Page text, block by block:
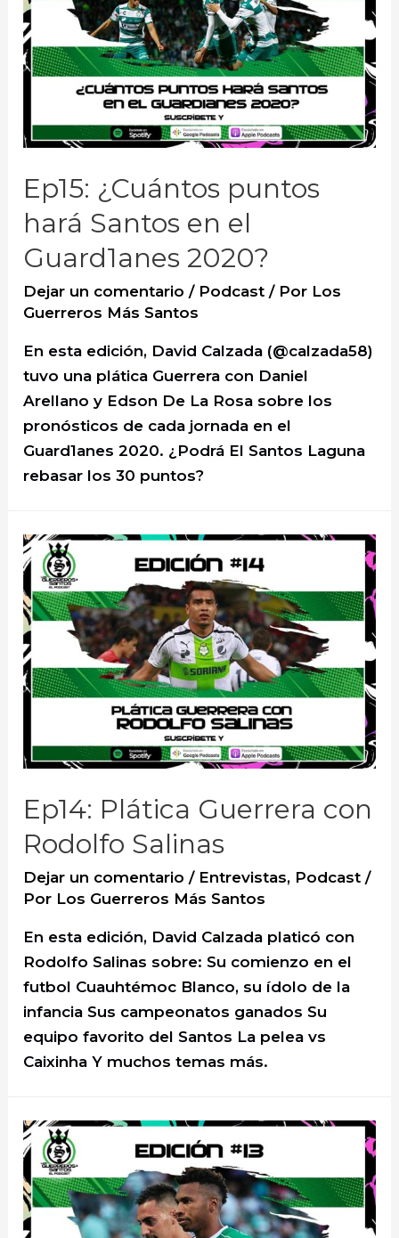
Ep15: ¿Cuántos puntos
hará Santos en el
Guard1anes 2020?
Dejar un comentario / Podcast / Por Los
Guerreros Más Santos
En esta edición, David Calzada (@calzada58)
tuvo una plática Guerrera con Daniel
Arellano y Edson De La Rosa sobre los
pronósticos de cada jornada en el
Guard1anes 2020. ¿Podrá El Santos Laguna
rebasar los 30 puntos?
Ep14: Plática Guerrera con
Rodolfo Salinas
Dejar un comentario / Entrevistas, Podcast /
Por Los Guerreros Más Santos
En esta edición, David Calzada platicó con
Rodolfo Salinas sobre: Su comienzo en el
futbol Cuauhtémoc Blanco, su ídolo de la
infancia Sus campeonatos ganados Su
equipo favorito del Santos La pelea vs
Caixinha Y muchos temas más.